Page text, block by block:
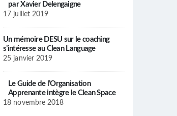
par Xavier Delengaigne
17 juillet 2019
Un mémoire DESU sur le coaching
s’intéresse au Clean Language
25 janvier 2019
Le Guide de l’Organisation
Apprenante intègre le Clean Space
18 novembre 2018